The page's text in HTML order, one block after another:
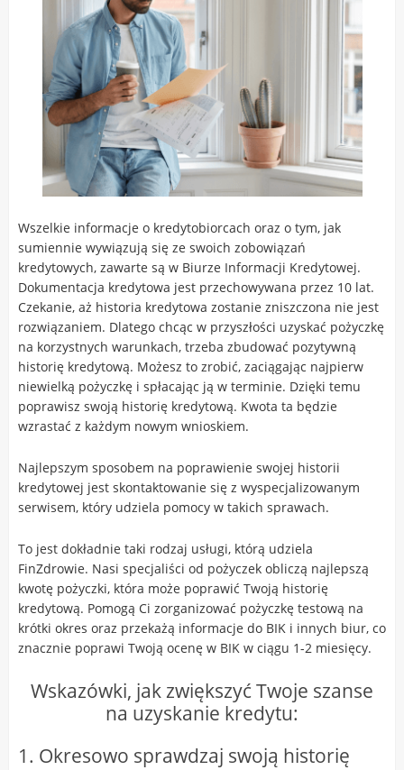
Wszelkie informacje o kredytobiorcach oraz o tym, jak
sumiennie wywiązują się ze swoich zobowiązań
kredytowych, zawarte są w Biurze Informacji Kredytowej.
Dokumentacja kredytowa jest przechowywana przez 10 lat.
Czekanie, aż historia kredytowa zostanie zniszczona nie jest
rozwiązaniem. Dlatego chcąc w przyszłości uzyskać pożyczkę
na korzystnych warunkach, trzeba zbudować pozytywną
historię kredytową. Możesz to zrobić, zaciągając najpierw
niewielką pożyczkę i spłacając ją w terminie. Dzięki temu
poprawisz swoją historię kredytową. Kwota ta będzie
wzrastać z każdym nowym wnioskiem.
Najlepszym sposobem na poprawienie swojej historii
kredytowej jest skontaktowanie się z wyspecjalizowanym
serwisem, który udziela pomocy w takich sprawach.
To jest dokładnie taki rodzaj usługi, którą udziela
FinZdrowie. Nasi specjaliści od pożyczek obliczą najlepszą
kwotę pożyczki, która może poprawić Twoją historię
kredytową. Pomogą Ci zorganizować pożyczkę testową na
krótki okres oraz przekażą informacje do BIK i innych biur, co
znacznie poprawi Twoją ocenę w BIK w ciągu 1-2 miesięcy.
Wskazówki, jak zwiększyć Twoje szanse
na uzyskanie kredytu:
1. Okresowo sprawdzaj swoją historię